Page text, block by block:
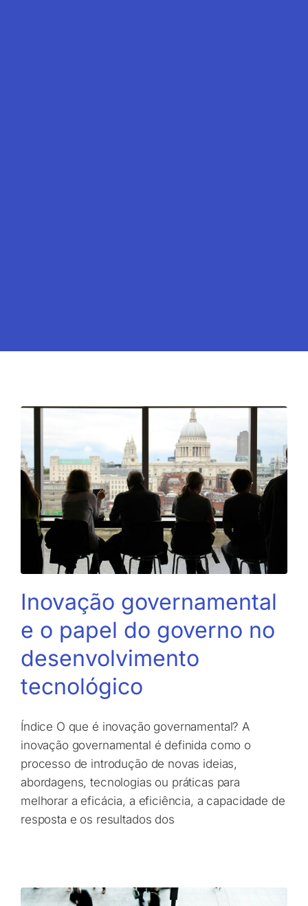
Inovação governamental
e o papel do governo no
desenvolvimento
tecnológico
Índice O que é inovação governamental? A
inovação governamental é definida como o
processo de introdução de novas ideias,
abordagens, tecnologias ou práticas para
melhorar a eficácia, a eficiência, a capacidade de
resposta e os resultados dos